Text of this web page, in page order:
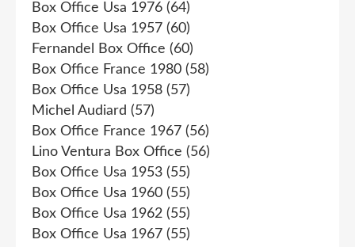
Box Office Usa 1976 (64)
Box Office Usa 1957 (60)
Fernandel Box Office (60)
Box Office France 1980 (58)
Box Office Usa 1958 (57)
Michel Audiard (57)
Box Office France 1967 (56)
Lino Ventura Box Office (56)
Box Office Usa 1953 (55)
Box Office Usa 1960 (55)
Box Office Usa 1962 (55)
Box Office Usa 1967 (55)